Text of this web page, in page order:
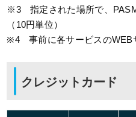
※3 指定された場所で、
（10円単位）
※4 事前に各サービスのWEB
クレジットカード